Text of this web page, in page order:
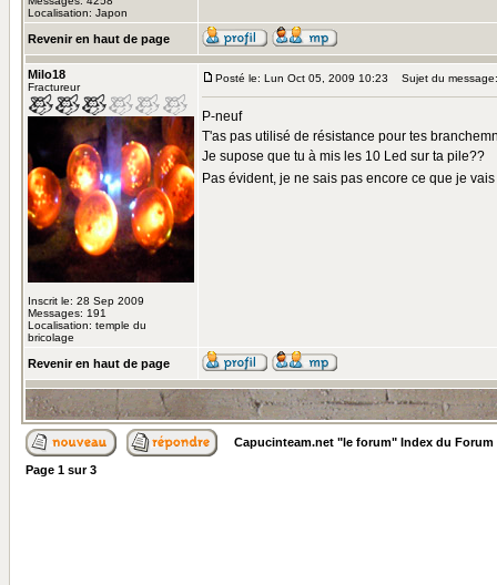
Localisation: Japon
Revenir en haut de page
Milo18
Fractureur
Inscrit le: 28 Sep 2009
Messages: 191
Localisation: temple du
bricolage
Posté le: Lun Oct 05, 2009 10:23 Sujet du message:
P-neuf
T'as pas utilisé de résistance pour tes
Je supose que tu à mis les 10 Led sur ta pile??
Pas évident, je ne sais pas encore ce que je
Revenir en haut de page
Capucinteam.net "le forum" Index du Forum
Page 1 sur3